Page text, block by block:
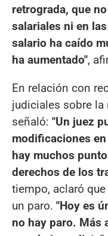
retrograda, que
salariales ni en
salario ha caído
ha aumentado",
En relación con
judiciales sobre
señaló: "Un juez
modificaciones
hay muchos
derechos de los
tiempo, aclaró
un paro. "Hoy es
no hay paro. Más